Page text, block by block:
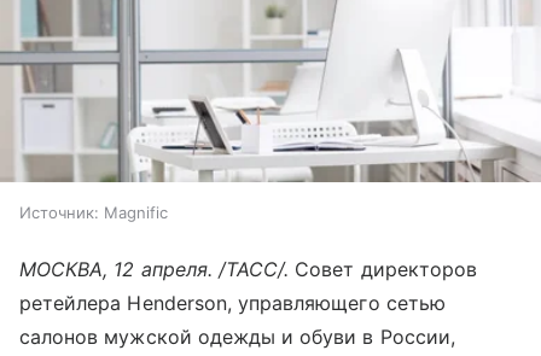
Источник: Magnific
МОСКВА, 12 апреля. /ТАСС/. Совет директоров
ретейлера Henderson, управляющего сетью
салонов мужской одежды и обуви в России,